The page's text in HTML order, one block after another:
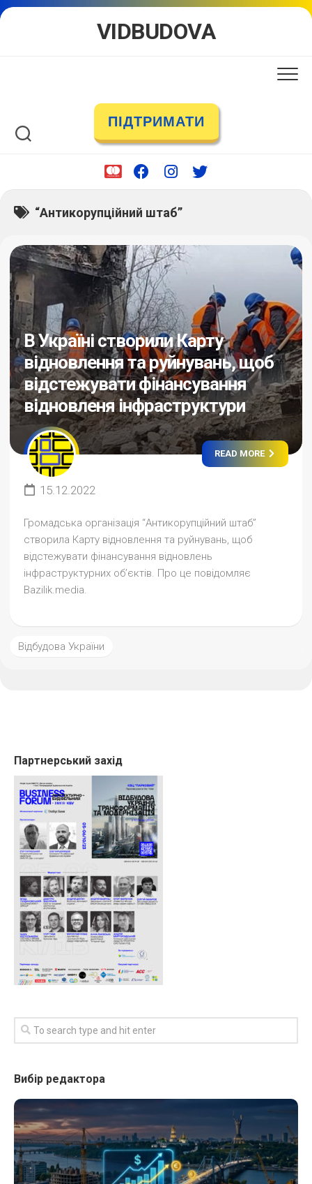
Skip
VIDBUDOVA
ПІДТРИМАТИ
“Антикорупційний штаб”
В Україні створили Карту
відновлення та руйнувань, щоб
відстежувати фінансування
відновленя інфраструктури
READ MORE
15.12.2022
Громадська організація “Антикорупційний штаб”
створила Карту відновлення та руйнувань, щоб
відстежувати фінансування відновлень
інфраструктурних об’єктів. Про це повідомляє
Bazilik.media.
Відбудова України
Партнерський захід
Вибір редактора